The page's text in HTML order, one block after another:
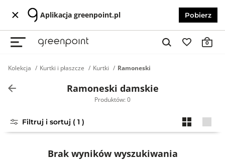
Aplikacja greenpoint.pl Pobierz
0
Kolekcja Kurtki i płaszcze Kurtki Ramoneski
Ramoneski damskie
Produktów: 0
Filtruj i sortuj ( 1 )
Brak wyników wyszukiwania